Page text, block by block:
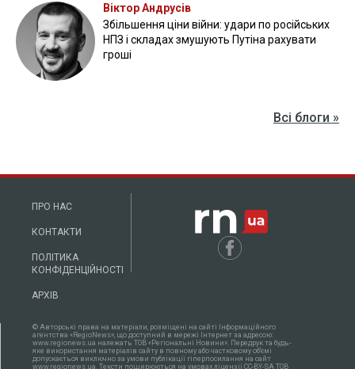
Віктор Андрусів
Збільшення ціни війни: удари по російських
НПЗ і складах змушують Путіна рахувати
гроші
Всі блоги »
ПРО НАС
КОНТАКТИ
ПОЛІТИКА
КОНФІДЕНЦІЙНОСТІ
АРХІВ
© Авторські права на матеріали, розміщені на сайті Інформаційного
агентства «RegioNews», що доступний в мережі Інтернет за адресою:
www.regionews.ua належать ТОВ «Регіональні Новини». Передрук та будь-
яке використання матеріалів сайту в повному або частковому об'ємі
допускається виключно за умови публікації гіперпосилання на сайт
www.regionews.ua. Тексти поширюються нa умовах ліцензії CC-BY-SA ТОВ